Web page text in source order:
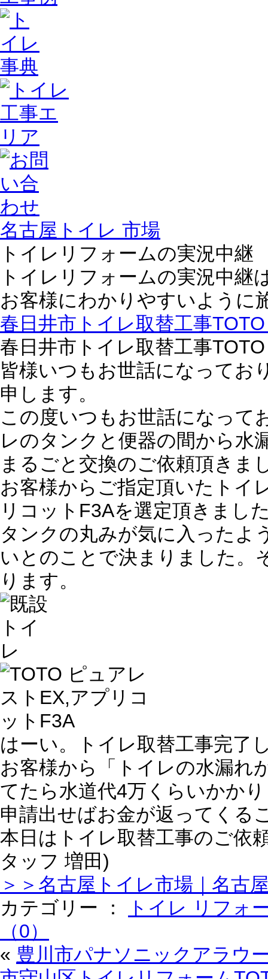
名古屋トイレ 市場
トイレリフォームの実況中継
トイレリフォームの実況中継
お客様にわかりやすいように
春日井市トイレ取替工事
春日井市トイレ取替工事
皆様いつもお世話になってお
申します。
この度いつもお世話になって
レのタンクと便器の間から水
まるごと交換のご依頼頂きま
お客様からご指定頂いたトイ
リコットF3Aを選定頂きまし
タンクの丸みが気に入ったよ
いとのことで決まりました。
ります。
はーい。トイレ取替工事完了
お客様から「トイレの水漏れ
てたら水道代4万くらいかか
申請出せばお金が返ってくる
本日はトイレ取替工事のご依
タッフ 増田)
＞＞名古屋トイレ市場｜名古
カテゴリー ：
トイレ リフォ
（0）
« 豊川市パナソニックアラウ